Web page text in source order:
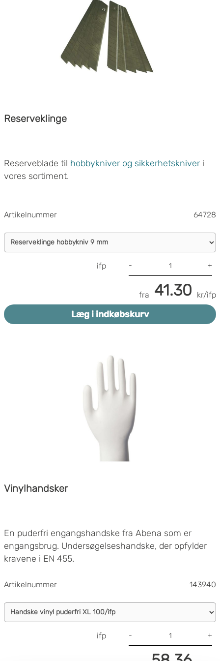
kontakt med alle typer fødevarer samt håndtering af
fede fødevarer som for eksempel olier.
Godkendt i henhold til EN 455 1-4, EN 374-1 og
EN 374-5:VIRUS
Godkendt til fødevarer
Reserveklinge
Reserveblade til hobbykniver og sikkerhetskniver i
vores sortiment.
Artikelnummer 64728
ifp - +
fra 41.30 kr/ifp
Læg i indkøbskurv
Vinylhandsker
En puderfri engangshandske fra Abena som er
engangsbrug. Undersøgelseshandske, der opfylder
kravene i EN 455.
håndtering af ikke-fede fødevarer. Indeholder ikke
Fødevarer godkendt
Artikelnummer 143940
ifp - +